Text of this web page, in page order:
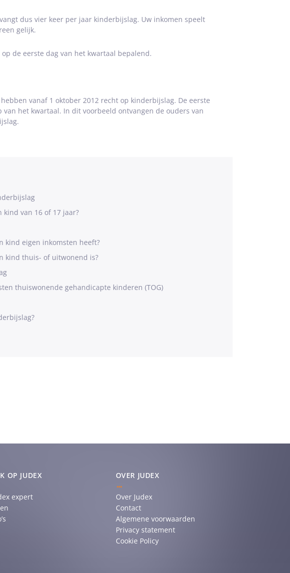
dus vier keer per jaar kinderbijslag. Uw inkomen speelt
gelijk.
de eerste dag van het kwartaal bepalend.
vanaf 1 oktober 2012 recht op kinderbijslag. De eerste
het kwartaal. In dit voorbeeld ontvangen de ouders van
van 16 of 17 jaar?
kind eigen inkomsten heeft?
kind thuis- of uitwonend is?
thuiswonende gehandicapte kinderen (TOG)
OP JUDEX
expert
OVER JUDEX
Over Judex
Contact
Algemene voorwaarden
Privacy statement
Cookie Policy